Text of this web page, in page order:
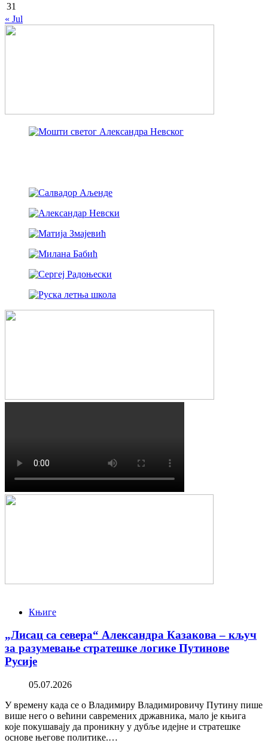
31
« Jul
Књиге
„Лисац са севера“ Александра Казакова – кључ
за разумевање стратешке логике Путинове
Русије
05.07.2026
У времену када се о Владимиру Владимировичу Путину пише
више него о већини савремених државника, мало је књига
које покушавају да проникну у дубље идејне и стратешке
основе његове политике.…